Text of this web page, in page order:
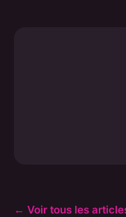
← Voir tous les